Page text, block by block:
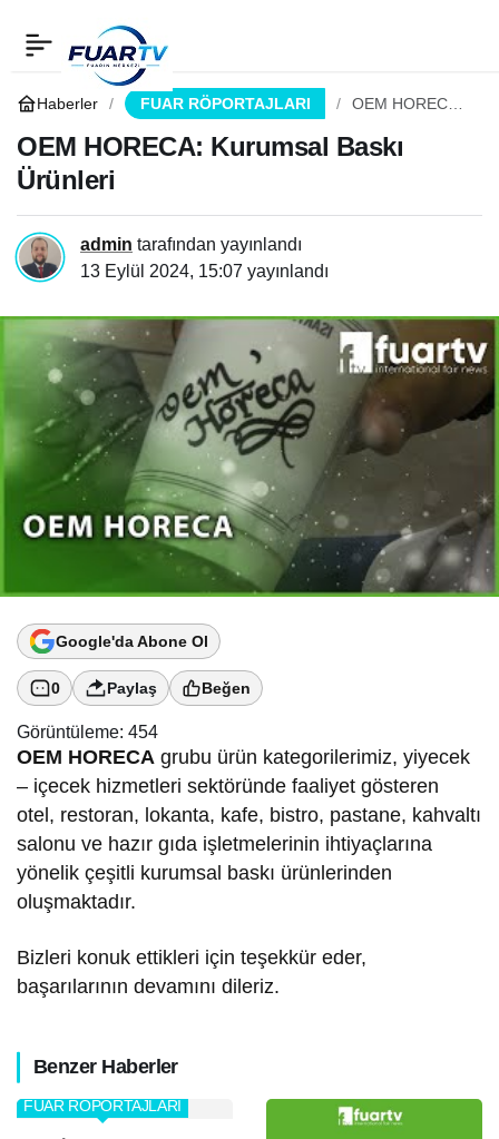
Haberler FUAR RÖPORTAJLARI
OEM HORECA:
Ürünleri
OEM HORECA: Kurumsal Baskı
Ürünleri
admin tarafından yayınlandı
13 Eylül 2024, 15:07 yayınlandı
Google'da Abone Ol
0 Paylaş Beğen
Görüntüleme: 454
OEM HORECA grubu ürün kategorilerimiz, yiyecek
– içecek hizmetleri sektöründe faaliyet gösteren
otel, restoran, lokanta, kafe, bistro, pastane, kahvaltı
salonu ve hazır gıda işletmelerinin ihtiyaçlarına
yönelik çeşitli kurumsal baskı ürünlerinden
oluşmaktadır.
Bizleri konuk ettikleri için teşekkür eder,
başarılarının devamını dileriz.
OEM HORECA: Kurumsal
Baskı Ürünleri
Benzer Haberler
FUAR RÖPORTAJLARI